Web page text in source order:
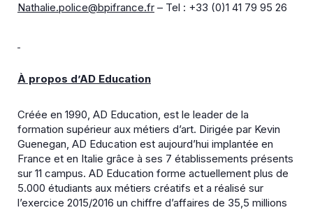
Nathalie.police@bpifrance.fr – Tel : +33 (0)1 41 79 95 26
À propos d’AD Education
Créée en 1990, AD Education, est le leader de la
formation supérieur aux métiers d’art. Dirigée par Kevin
Guenegan, AD Education est aujourd’hui implantée en
France et en Italie grâce à ses 7 établissements présents
sur 11 campus. AD Education forme actuellement plus de
5.000 étudiants aux métiers créatifs et a réalisé sur
l’exercice 2015/2016 un chiffre d’affaires de 35,5 millions